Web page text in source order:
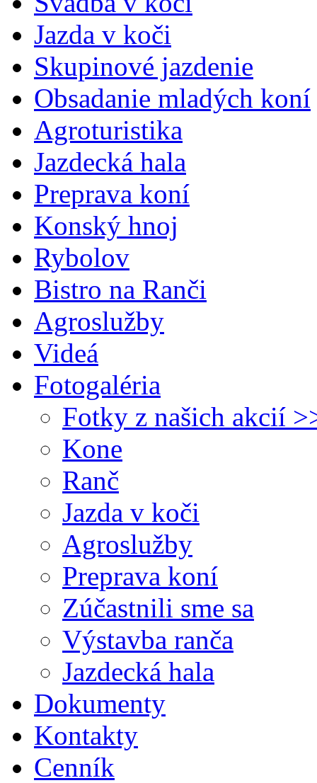
Jazda v koči
Skupinové jazdenie
Obsadanie mladých koní
Agroturistika
Jazdecká hala
Preprava koní
Konský hnoj
Rybolov
Bistro na Ranči
Agroslužby
Videá
Fotogaléria
Fotky z našich akcií
Kone
Ranč
Jazda v koči
Agroslužby
Preprava koní
Zúčastnili sme sa
Výstavba ranča
Jazdecká hala
Dokumenty
Kontakty
Cenník